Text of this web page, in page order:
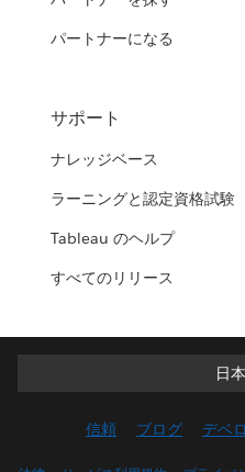
パートナーになる
サポート
ナレッジベース
ラーニングと認定資格試験
Tableau のヘルプ
すべてのリリース
日
日
信頼 ブログ デベ